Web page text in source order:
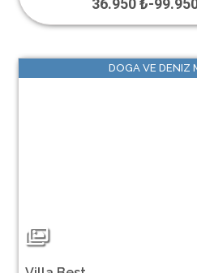
36.950 ₺-
DOGA VE DENIZ